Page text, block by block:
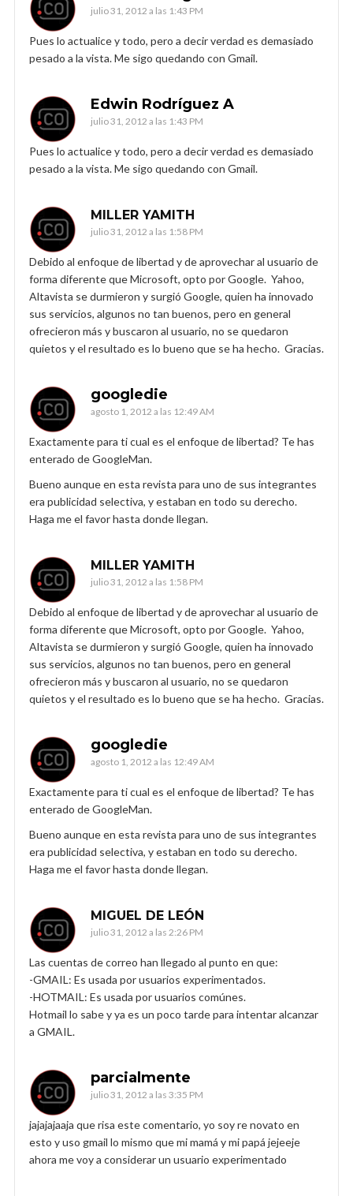
julio 31, 2012 a las 1:43 PM
Pues lo actualice y todo, pero a decir verdad es demasiado
pesado a la vista. Me sigo quedando con Gmail.
Edwin Rodríguez A
julio 31, 2012 a las 1:43 PM
Pues lo actualice y todo, pero a decir verdad es demasiado
pesado a la vista. Me sigo quedando con Gmail.
MILLER YAMITH
julio 31, 2012 a las 1:58 PM
Debido al enfoque de libertad y de aprovechar al usuario de
forma diferente que Microsoft, opto por Google. Yahoo,
Altavista se durmieron y surgió Google, quien ha innovado
sus servicios, algunos no tan buenos, pero en general
ofrecieron más y buscaron al usuario, no se quedaron
quietos y el resultado es lo bueno que se ha hecho. Gracias.
googledie
agosto 1, 2012 a las 12:49 AM
Exactamente para ti cual es el enfoque de libertad? Te has
enterado de GoogleMan.
Bueno aunque en esta revista para uno de sus integrantes
era publicidad selectiva, y estaban en todo su derecho.
Haga me el favor hasta donde llegan.
MILLER YAMITH
julio 31, 2012 a las 1:58 PM
Debido al enfoque de libertad y de aprovechar al usuario de
forma diferente que Microsoft, opto por Google. Yahoo,
Altavista se durmieron y surgió Google, quien ha innovado
sus servicios, algunos no tan buenos, pero en general
ofrecieron más y buscaron al usuario, no se quedaron
quietos y el resultado es lo bueno que se ha hecho. Gracias.
googledie
agosto 1, 2012 a las 12:49 AM
Exactamente para ti cual es el enfoque de libertad? Te has
enterado de GoogleMan.
Bueno aunque en esta revista para uno de sus integrantes
era publicidad selectiva, y estaban en todo su derecho.
Haga me el favor hasta donde llegan.
MIGUEL DE LEÓN
julio 31, 2012 a las 2:26 PM
Las cuentas de correo han llegado al punto en que:
-GMAIL: Es usada por usuarios experimentados.
-HOTMAIL: Es usada por usuarios comúnes.
Hotmail lo sabe y ya es un poco tarde para intentar alcanzar
a GMAIL.
parcialmente
julio 31, 2012 a las 3:35 PM
jajajajaaja que risa este comentario, yo soy re novato en
esto y uso gmail lo mismo que mi mamá y mi papá jejeeje
ahora me voy a considerar un usuario experimentado